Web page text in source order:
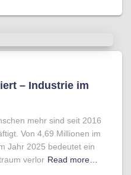
– Industrie im
mehr sind seit 2016
Von 4,69 Millionen im
Jahr 2025 bedeutet ein
verlor Read more…